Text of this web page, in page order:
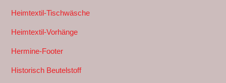
Heimtextil-Tischwäsche
Heimtextil-Vorhänge
Hermine-Footer
Historisch Beutelstoff